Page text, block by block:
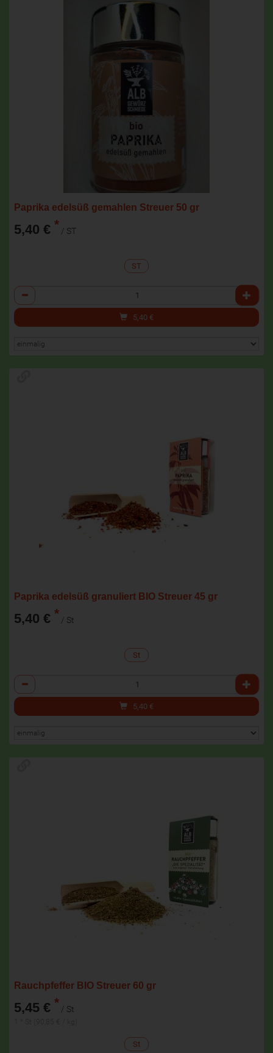
Paprika edelsüß gemahlen Streuer 50 gr
5,40 € * / ST
ST
Anzahl
5,40 €
Paprika edelsüß granuliert BIO Streuer 45 gr
5,40 € * / St
St
Anzahl
5,40 €
Rauchpfeffer BIO Streuer 60 gr
5,45 € * / St
St